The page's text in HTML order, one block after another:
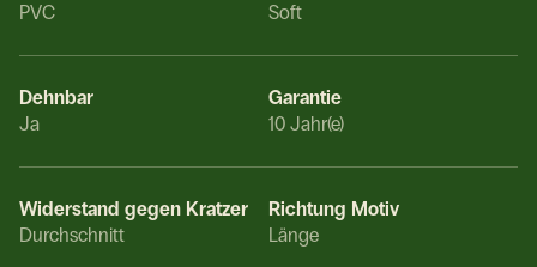
PVC
Soft
Dehnbar
Ja
Garantie
10 Jahr(e)
Widerstand gegen Kratzer
Durchschnitt
Richtung Motiv
Länge